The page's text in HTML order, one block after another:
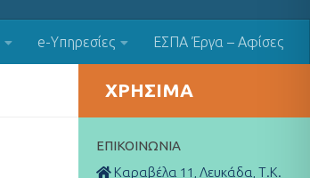
e-Υπηρεσίες ΕΣΠΑ Έργα – Αφίσες
ΧΡΉΣΙΜΑ
ΕΠΙΚΟΙΝΩΝΊΑ
Καραβέλα 11, Λευκάδα, Τ.Κ.